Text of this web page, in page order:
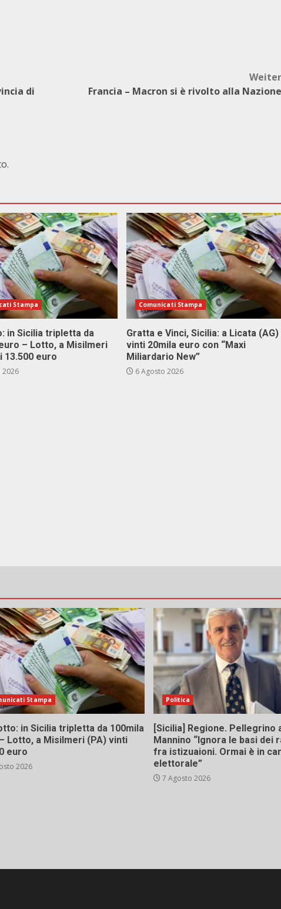
di
Weiter
Francia – Macron si è rivolto alla Nazione
Stampa
in Sicilia tripletta da
– Lotto, a Misilmeri
13.500 euro
2026
Comunicati Stampa
Gratta e Vinci, Sicilia: a Licata (AG)
vinti 20mila euro con “Maxi
Miliardario New”
6 Agosto 2026
Stampa
in Sicilia tripletta da 100mila
Lotto, a Misilmeri (PA) vinti
euro
2026
Politica
[Sicilia] Regione. Pellegrino
Mannino “Ignora le basi dei
fra istizuaioni. Ormai è in
elettorale”
7 Agosto 2026